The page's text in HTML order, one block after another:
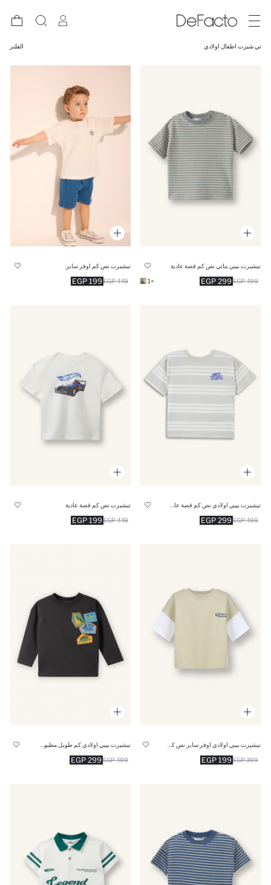
تي شيرت اطفال اولادي الفلتر
تيشيرت بيبي بناتي نص كم قصة عادية
299 EGP 499 EGP
+1
تيشيرت نص كم اوفر سايز
199 EGP 449 EGP
299 EGP 499 EGP
تيشيرت نص كم قصة عادية
199 EGP 449 EGP
199 EGP 399 EGP
299 EGP 499 EGP